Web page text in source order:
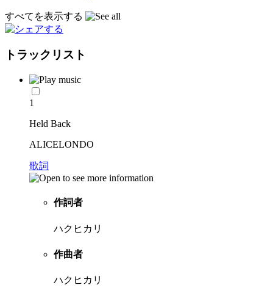
すべてを表示する
トラックリスト
1
Held Back
ALICELONDO
歌詞
作詞者
ハクヒカリ
作曲者
ハクヒカリ